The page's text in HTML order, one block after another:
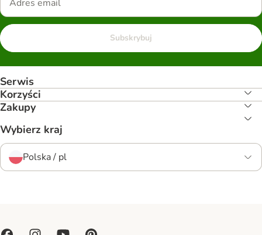
Subskrybuj
Serwis
Korzyści
Zakupy
Wybierz kraj
Polska / pl